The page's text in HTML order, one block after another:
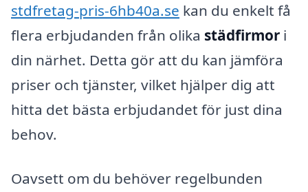
stdfretag-pris-6hb40a.se kan du enkelt få
flera erbjudanden från olika städfirmor i
din närhet. Detta gör att du kan jämföra
priser och tjänster, vilket hjälper dig att
hitta det bästa erbjudandet för just dina
behov.
Oavsett om du behöver regelbunden